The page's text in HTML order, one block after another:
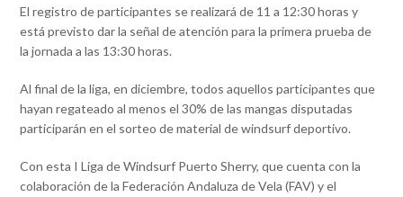
El registro de participantes se realizará de 11 a 12:30 horas y
está previsto dar la señal de atención para la primera prueba de
la jornada a las 13:30 horas.
Al final de la liga, en diciembre, todos aquellos participantes que
hayan regateado al menos el 30% de las mangas disputadas
participarán en el sorteo de material de windsurf deportivo.
Con esta I Liga de Windsurf Puerto Sherry, que cuenta con la
colaboración de la Federación Andaluza de Vela (FAV) y el